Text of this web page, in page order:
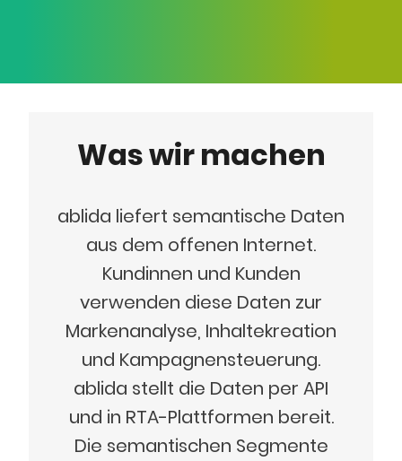
Was wir machen
ablida liefert semantische Daten
aus dem offenen Internet.
Kundinnen und Kunden
verwenden diese Daten zur
Markenanalyse, Inhaltekreation
und Kampagnensteuerung.
ablida stellt die Daten per API
und in RTA-Plattformen bereit.
Die semantischen Segmente